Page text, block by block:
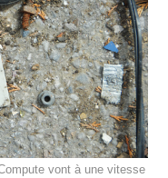
vont à une vitesse